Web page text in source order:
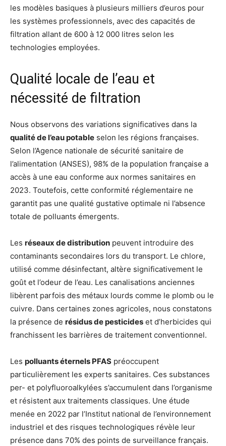
les modèles basiques à plusieurs milliers d’euros pour
les systèmes professionnels, avec des capacités de
filtration allant de 600 à 12 000 litres selon les
technologies employées.
Qualité locale de l’eau et
nécessité de filtration
Nous observons des variations significatives dans la
qualité de l’eau potable selon les régions françaises.
Selon l’Agence nationale de sécurité sanitaire de
l’alimentation (ANSES), 98% de la population française a
accès à une eau conforme aux normes sanitaires en
2023. Toutefois, cette conformité réglementaire ne
garantit pas une qualité gustative optimale ni l’absence
totale de polluants émergents.
Les réseaux de distribution peuvent introduire des
contaminants secondaires lors du transport. Le chlore,
utilisé comme désinfectant, altère significativement le
goût et l’odeur de l’eau. Les canalisations anciennes
libèrent parfois des métaux lourds comme le plomb ou le
cuivre. Dans certaines zones agricoles, nous constatons
la présence de résidus de pesticides et d’herbicides qui
franchissent les barrières de traitement conventionnel.
Les polluants éternels PFAS préoccupent
particulièrement les experts sanitaires. Ces substances
per- et polyfluoroalkylées s’accumulent dans l’organisme
et résistent aux traitements classiques. Une étude
menée en 2022 par l’Institut national de l’environnement
industriel et des risques technologiques révèle leur
présence dans 70% des points de surveillance français.